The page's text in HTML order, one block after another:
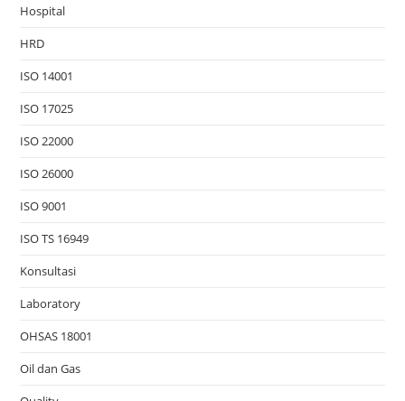
Hospital
HRD
ISO 14001
ISO 17025
ISO 22000
ISO 26000
ISO 9001
ISO TS 16949
Konsultasi
Laboratory
OHSAS 18001
Oil dan Gas